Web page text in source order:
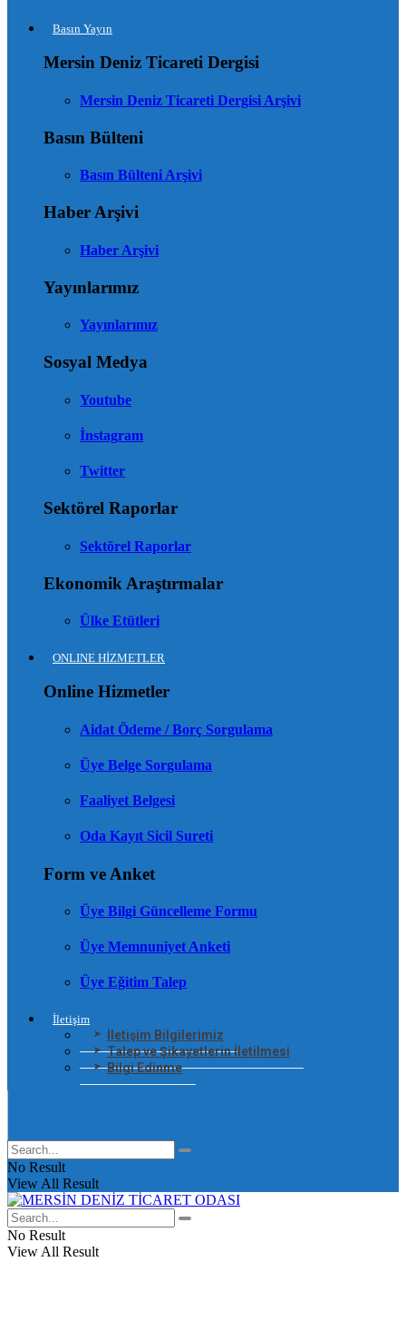
Basın Yayın
Mersin Deniz Ticareti Dergisi
Mersin Deniz Ticareti Dergisi Arşivi
Basın Bülteni
Basın Bülteni Arşivi
Haber Arşivi
Haber Arşivi
Yayınlarımız
Yayınlarımız
Sosyal Medya
Youtube
İnstagram
Twitter
Sektörel Raporlar
Sektörel Raporlar
Ekonomik Araştırmalar
Ülke Etütleri
ONLINE HİZMETLER
Online Hizmetler
Aidat Ödeme / Borç Sorgulama
Üye Belge Sorgulama
Faaliyet Belgesi
Oda Kayıt Sicil Sureti
Form ve Anket
Üye Bilgi Güncelleme Formu
Üye Memnuniyet Anketi
Üye Eğitim Talep
İletişim
İletişim Bilgilerimiz
Talep ve Şikayetlerin İletilmesi
Bilgi Edinme
No Result
View All Result
No Result
View All Result